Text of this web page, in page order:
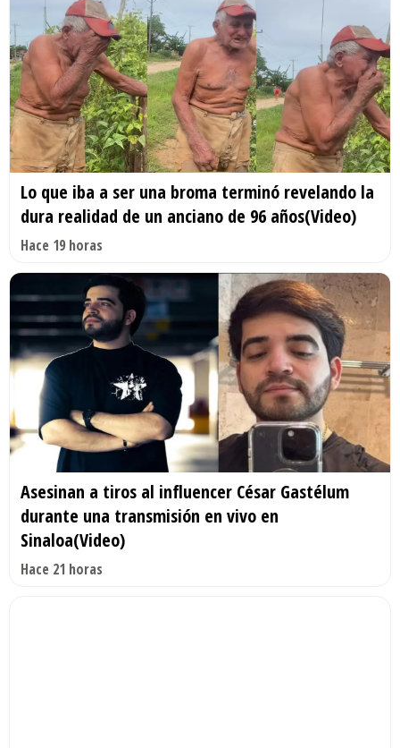
Lo que iba a ser una broma terminó revelando la
dura realidad de un anciano de 96 años(Video)
Hace 19 horas
Asesinan a tiros al influencer César Gastélum
durante una transmisión en vivo en
Sinaloa(Video)
Hace 21 horas